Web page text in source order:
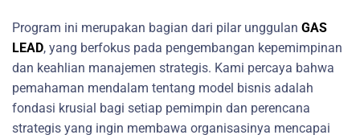
Program ini merupakan bagian dari pilar unggulan GAS
LEAD, yang berfokus pada pengembangan kepemimpinan
dan keahlian manajemen strategis. Kami percaya bahwa
pemahaman mendalam tentang model bisnis adalah
fondasi krusial bagi setiap pemimpin dan perencana
strategis yang ingin membawa organisasinya mencapai